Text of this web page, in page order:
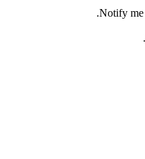
Notify me